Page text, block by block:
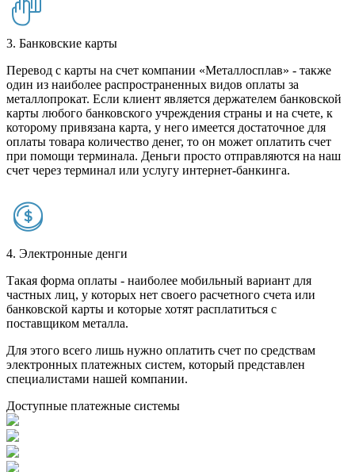
3. Банковские карты
Перевод с карты на счет компании «Металлосплав» - также
один из наиболее распространенных видов оплаты за
металлопрокат. Если клиент является держателем банковской
карты любого банковского учреждения страны и на счете, к
которому привязана карта, у него имеется достаточное для
оплаты товара количество денег, то он может оплатить счет
при помощи терминала. Деньги просто отправляются на наш
счет через терминал или услугу интернет-банкинга.
4. Электронные денги
Такая форма оплаты - наиболее мобильный вариант для
частных лиц, у которых нет своего расчетного счета или
банковской карты и которые хотят расплатиться с
поставщиком металла.
Для этого всего лишь нужно оплатить счет по средствам
электронных платежных систем, который представлен
специалистами нашей компании.
Доступные платежные системы